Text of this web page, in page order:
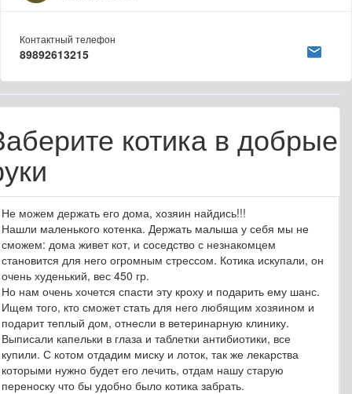
Контактный телефон
89892613215
котика в добрые
Не можем держать его дома, хозяин найдись!!!
Нашли маленького котенка. Держать малыша у себя мы не
сможем: дома живет кот, и соседство с незнакомцем
становится для него огромным стрессом. Котика искупали, он
очень худенький, вес 450 гр.
Но нам очень хочется спасти эту кроху и подарить ему шанс.
Ищем того, кто сможет стать для него любящим хозяином и
подарит теплый дом, отнесли в ветеринарную клинику.
Выписали капельки в глаза и таблетки антибиотики, все
купили. С котом отдадим миску и лоток, так же лекарства
которыми нужно будет его лечить, отдам нашу старую
переноску что бы удобно было котика забрать.